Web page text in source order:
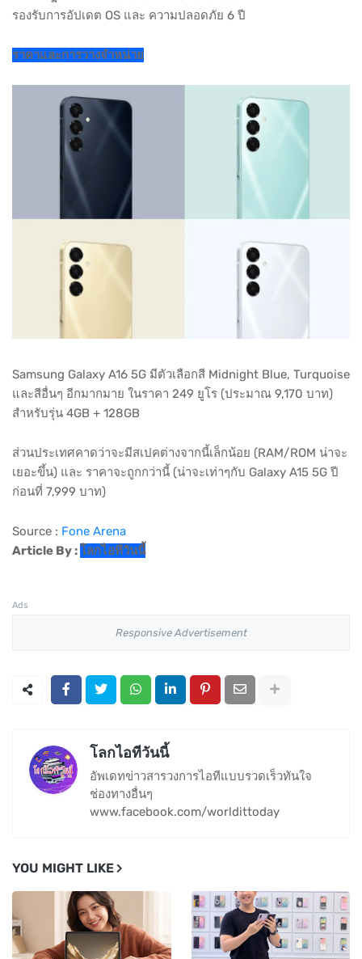
รองรับการอัปเดต OS และ ความปลอดภัย 6 ปี
ราคาและการวางจำหน่าย
Samsung Galaxy A16 5G มีตัวเลือกสี Midnight Blue, Turquoise
และสีอื่นๆ อีกมากมาย ในราคา 249 ยูโร (ประมาณ 9,170 บาท)
สำหรับรุ่น 4GB + 128GB
ส่วนประเทศคาดว่าจะมีสเปคต่างจากนี้เล็กน้อย (RAM/ROM น่าจะ
เยอะขึ้น) และ ราคาจะถูกกว่านี้ (น่าจะเท่าๆกับ Galaxy A15 5G ปี
ก่อนที่ 7,999 บาท)
Source : Fone Arena
Article By :โลกไอทีวันนี้
Ads
Responsive Advertisement
โลกไอทีวันนี้
อัพเดทข่าวสารวงการไอทีแบบรวดเร็วทันใจ
ช่องทางอื่นๆ
www.facebook.com/worldittoday
YOU MIGHT LIKE